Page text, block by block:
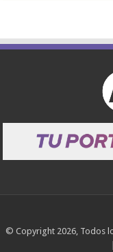
© Copyright 2026, Todos